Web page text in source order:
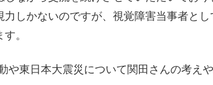
しかないのですが、視覚障害当事者と
。
や東日本大震災について関田さんの考え